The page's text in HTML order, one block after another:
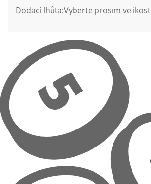
Dodací lhůta:Vyberte prosím velikost